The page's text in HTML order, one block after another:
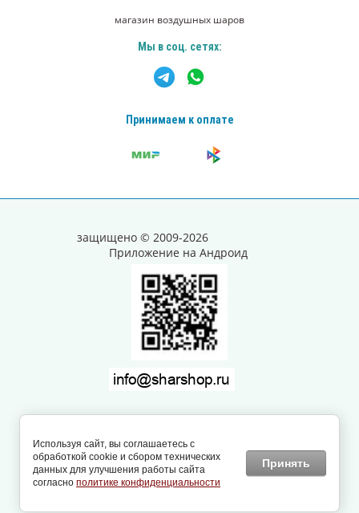
Принимаем к оплате
магазин воздушных шаров
Мы в соц. сетях:
защищено © 2009-2026
Приложение на Андроид
Мегагрупп.
Используя сайт, вы соглашаетесь с
обработкой cookie и сбором технических
данных для улучшения работы сайта
согласно политике конфиденциальности
Принять